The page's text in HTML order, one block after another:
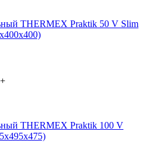
THERMEX Praktik 50 V Slim
+
THERMEX Praktik 100 V